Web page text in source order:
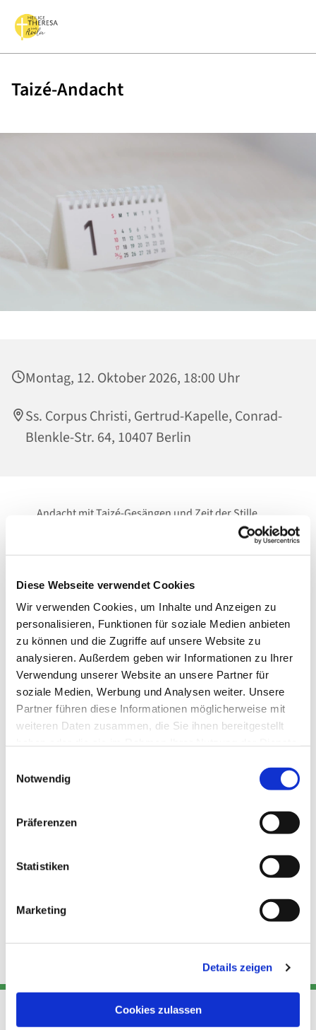
Diese Webseite verwendet Cookies
Wir verwenden Cookies, um Inhalte und Anzeigen zu
personalisieren, Funktionen für soziale Medien anbieten
zu können und die Zugriffe auf unsere Website zu
analysieren. Außerdem geben wir Informationen zu Ihrer
Verwendung unserer Website an unsere Partner für
soziale Medien, Werbung und Analysen weiter. Unsere
Partner führen diese Informationen möglicherweise mit
weiteren Daten zusammen, die Sie ihnen bereitgestellt
Notwendig
Präferenzen
Statistiken
Marketing
Details zeigen
Cookies zulassen
Taizé-Andacht
Montag, 12. Oktober 2026, 18:00 Uhr
Ss. Corpus Christi, Gertrud-Kapelle, Conrad-
Blenkle-Str. 64, 10407 Berlin
Andacht mit Taizé-Gesängen und Zeit der Stille
In der Gertrud-Kapelle (durch den rechten Eingang)